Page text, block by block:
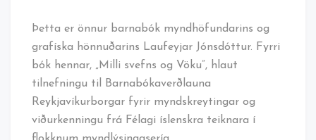
Þetta er önnur barnabók myndhöfundarins og
grafíska hönnuðarins Laufeyjar Jónsdóttur. Fyrri
bók hennar, „Milli svefns og Vöku”, hlaut
tilnefningu til Barnabókaverðlauna
Reykjavíkurborgar fyrir myndskreytingar og
viðurkenningu frá Félagi íslenskra teiknara í